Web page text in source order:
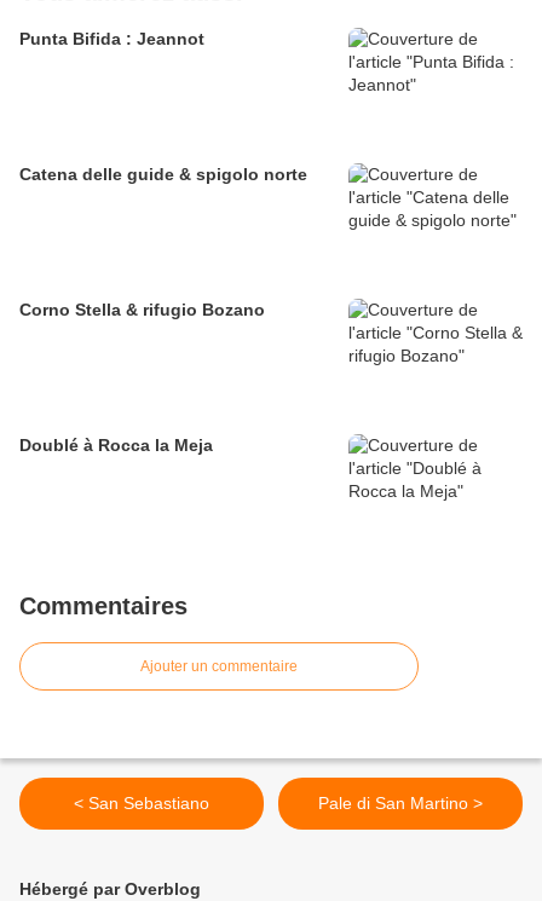
Punta Bifida : Jeannot
Catena delle guide & spigolo norte
Corno Stella & rifugio Bozano
Doublé à Rocca la Meja
Commentaires
Ajouter un commentaire
< San Sebastiano Pale di San Martino >
Hébergé par Overblog